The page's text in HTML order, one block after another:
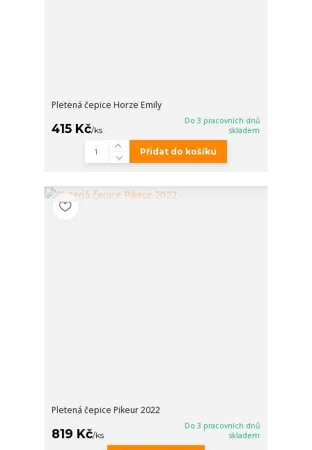
Pletená čepice Horze Emily
415 Kč/ks
Do 3 pracovních dnů
skladem
Přidat do košíku
Pletená čepice Pikeur 2022
819 Kč/ks
Do 3 pracovních dnů
skladem